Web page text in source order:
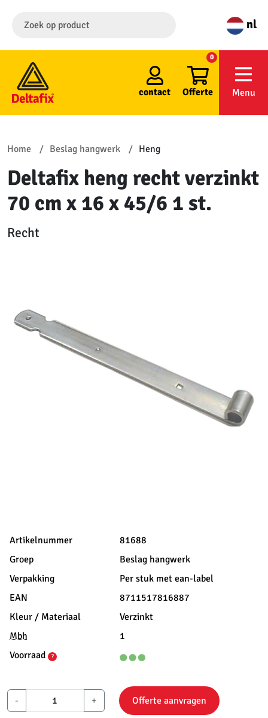
nl
contact Offerte
0
Menu
Home Beslag hangwerk Heng
Deltafix heng recht verzinkt
70 cm x 16 x 45/6 1 st.
Recht
Artikelnummer
81688
Groep
Beslag hangwerk
Verpakking
Per stuk met ean-label
EAN
8711517816887
Kleur / Materiaal
Verzinkt
Mbh
1
Voorraad
?
- + Offerte aanvragen